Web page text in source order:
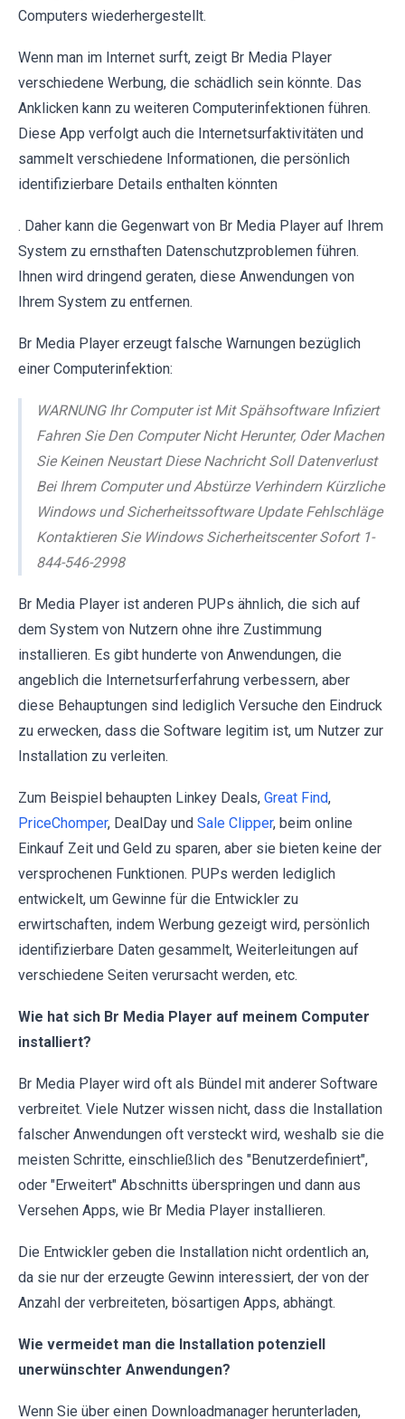
Computers wiederhergestellt.
Wenn man im Internet surft, zeigt Br Media Player
verschiedene Werbung, die schädlich sein könnte. Das
Anklicken kann zu weiteren Computerinfektionen führen.
Diese App verfolgt auch die Internetsurfaktivitäten und
sammelt verschiedene Informationen, die persönlich
identifizierbare Details enthalten könnten
. Daher kann die Gegenwart von Br Media Player auf Ihrem
System zu ernsthaften Datenschutzproblemen führen.
Ihnen wird dringend geraten, diese Anwendungen von
Ihrem System zu entfernen.
Br Media Player erzeugt falsche Warnungen bezüglich
einer Computerinfektion:
WARNUNG Ihr Computer ist Mit Spähsoftware Infiziert
Fahren Sie Den Computer Nicht Herunter, Oder Machen
Sie Keinen Neustart Diese Nachricht Soll Datenverlust
Bei Ihrem Computer und Abstürze Verhindern Kürzliche
Windows und Sicherheitssoftware Update Fehlschläge
Kontaktieren Sie Windows Sicherheitscenter Sofort 1-
844-546-2998
Br Media Player ist anderen PUPs ähnlich, die sich auf
dem System von Nutzern ohne ihre Zustimmung
installieren. Es gibt hunderte von Anwendungen, die
angeblich die Internetsurferfahrung verbessern, aber
diese Behauptungen sind lediglich Versuche den Eindruck
zu erwecken, dass die Software legitim ist, um Nutzer zur
Installation zu verleiten.
Zum Beispiel behaupten Linkey Deals, Great Find,
PriceChomper, DealDay und Sale Clipper, beim online
Einkauf Zeit und Geld zu sparen, aber sie bieten keine der
versprochenen Funktionen. PUPs werden lediglich
entwickelt, um Gewinne für die Entwickler zu
erwirtschaften, indem Werbung gezeigt wird, persönlich
identifizierbare Daten gesammelt, Weiterleitungen auf
verschiedene Seiten verursacht werden, etc.
Wie hat sich Br Media Player auf meinem Computer
installiert?
Br Media Player wird oft als Bündel mit anderer Software
verbreitet. Viele Nutzer wissen nicht, dass die Installation
falscher Anwendungen oft versteckt wird, weshalb sie die
meisten Schritte, einschließlich des "Benutzerdefiniert",
oder "Erweitert" Abschnitts überspringen und dann aus
Versehen Apps, wie Br Media Player installieren.
Die Entwickler geben die Installation nicht ordentlich an,
da sie nur der erzeugte Gewinn interessiert, der von der
Anzahl der verbreiteten, bösartigen Apps, abhängt.
Wie vermeidet man die Installation potenziell
unerwünschter Anwendungen?
Wenn Sie über einen Downloadmanager herunterladen,